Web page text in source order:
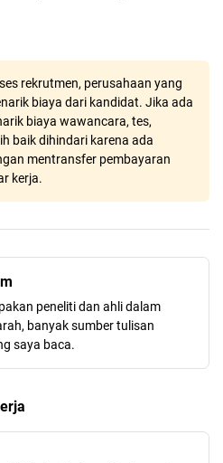
rekrutmen, perusahaan yang
biaya dari kandidat. Jika ada
biaya wawancara, tes,
baik dihindari karena ada
mentransfer pembayaran
kerja.
peneliti dan ahli dalam
banyak sumber tulisan
saya baca.